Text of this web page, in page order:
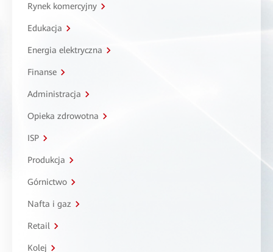
Rynek komercyjny
Edukacja
Energia elektryczna
Finanse
Administracja
Opieka zdrowotna
ISP
Produkcja
Górnictwo
Nafta i gaz
Retail
Kolej